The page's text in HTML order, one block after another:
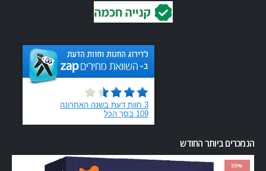
הנמכרים ביותר החודש
-55%